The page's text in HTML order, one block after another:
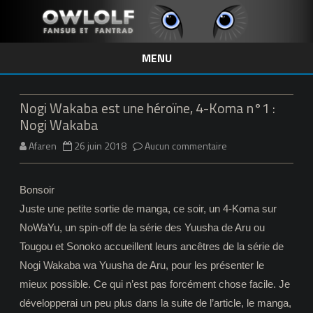
MENU
Skip
to
content
Nogi Wakaba est une héroïne, 4-Koma n°1 :
Nogi Wakaba
Afaren 26 juin 2018 Aucun commentaire
une
héroïne,
4-
Bonsoir
Juste une petite sortie de manga, ce soir, un 4-Koma sur
NoWaYu, un spin-off de la série des Yuusha de Aru ou
Tougou et Sonoko accueillent leurs ancêtres de la série de
Nogi Wakaba wa Yuusha de Aru, pour les présenter le
mieux possible. Ce qui n’est pas forcément chose facile. Je
développerai un peu plus dans la suite de l’article, le manga,